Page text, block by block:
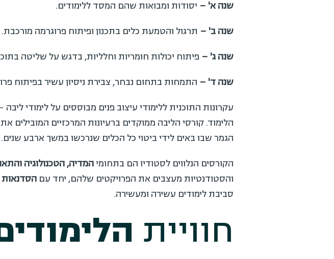
שנה א' – יסודות ומבואות שהם המסד ללימודים.
שנה ב' – תרגול והטמעת כלים בתכנון ופיתוח פרוגרמה מורכבת.
שנה ג' – פיתוח יכולות חומריות וחלליות, בדגש על שליטה
שנה ד' – התמחות בתחום נבחר, צבירת ניסיון עשיר בפיתוח
עקרונות התוכנית ללימודי עיצוב פנים מבוססים על לימודי
הלימוד. קורסי הליבה ממוקדים ברעיונות המרכזיים
הגמר שבו באים לידי ביטוי כל הכלים שנרכשו במשך ארבע שנים.
הקורסים הנלווים לסטודיו הם בתחומיהמדיה, הטכנולוגיה
והסטודנטיות מעצבים את הפרויקטים שלהם, יחד עם
סביבת לימודים עשירה ומעשירה.
חוויית